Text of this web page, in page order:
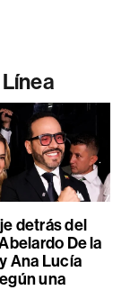
detrás del
De la
Ana Lucía
una